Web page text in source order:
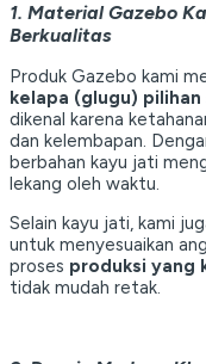
1. Material Gazebo
Berkualitas
Produk Gazebo kami
kelapa (glugu) pilihan
dikenal karena
dan kelembapan.
berbahan kayu jati
lekang oleh waktu.
Selain kayu jati, kami
untuk menyesuaikan
proses produksi yang
tidak mudah retak.